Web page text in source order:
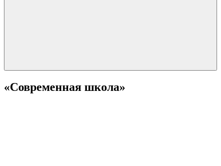
«Современная школа»